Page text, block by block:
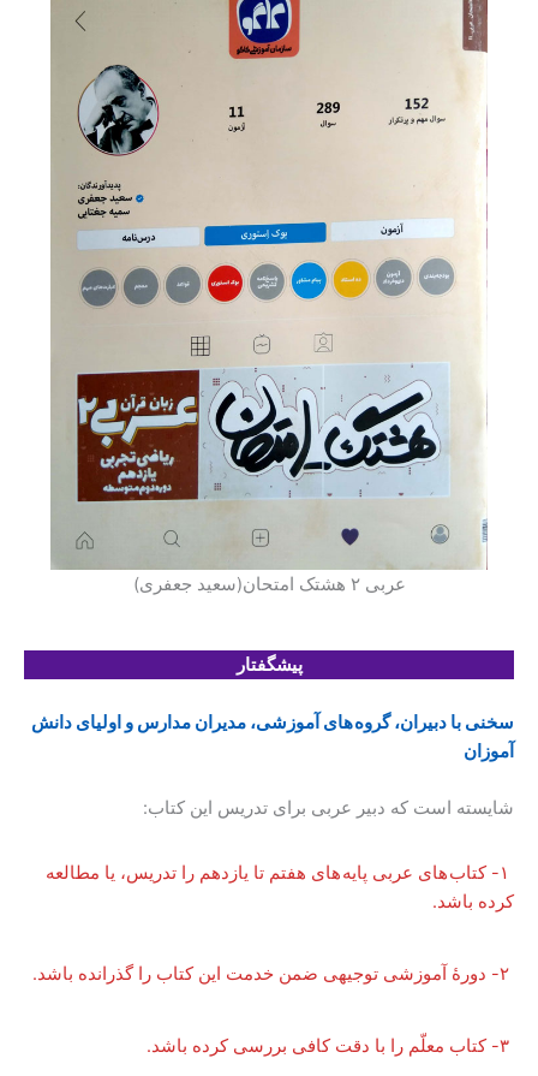
عربی ۲ هشتک امتحان(سعید جعفری)
پیشگفتار
سخنی با دبیران، گروه های آموزشی، مدیران مدارس و اولیای دانش
آموزان
شایسته است که دبیر عربی برای تدریس این کتاب:
۱- کتاب های عربی پایه های هفتم تا یازدهم را تدریس، یا مطالعه
کرده باشد.